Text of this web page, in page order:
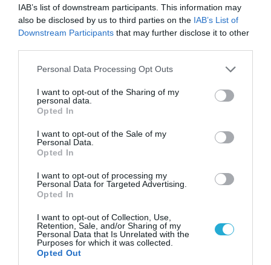
IAB’s list of downstream participants. This information may
also be disclosed by us to third parties on the IAB’s List of
Downstream Participants that may further disclose it to other
Please note that this website/app uses one or more Google
not limited to your visit or usage behaviour. You may click to
grant or deny consent to Google and its third-party tags to
use your data for below specified purposes in below Google
consent section.
Personal Data Processing Opt Outs
I want to opt-out of the Sharing of my
personal data.
Opted In
I want to opt-out of the Sale of my
Personal Data.
Opted In
I want to opt-out of processing my
Personal Data for Targeted Advertising.
Opted In
I want to opt-out of Collection, Use,
Retention, Sale, and/or Sharing of my
Personal Data that Is Unrelated with the
Purposes for which it was collected.
Opted Out
«Φώτισε» το Κίεβο μετά από χτύπημα με
υπερηχητικό 3M22 Zircon: Σοκαρισμένος